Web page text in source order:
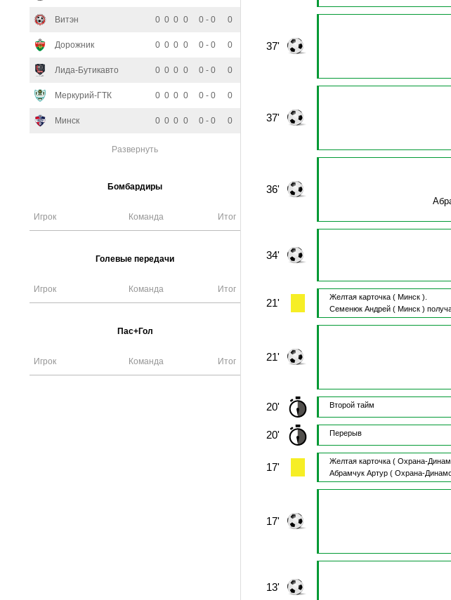
Витэн 0 0 0 0 0 - 0 0
Дорожник 0 0 0 0 0 - 0 0
Лида-Бутикавто 0 0 0 0 0 - 0 0
Меркурий-ГТК 0 0 0 0 0 - 0 0
Минск 0 0 0 0 0 - 0 0
Развернуть
Бомбардиры
Игрок Команда Итог
Голевые передачи
Игрок Команда Итог
Пас+Гол
Игрок Команда Итог
37'
37'
36'
34'
21' Желтая карточка ( Минск ).
Семенюк Андрей( Минск )
21'
20' Второй тайм
20' Перерыв
17' Желтая карточка ( Охрана-
Абрамчук Артур( Охрана-
17'
13'